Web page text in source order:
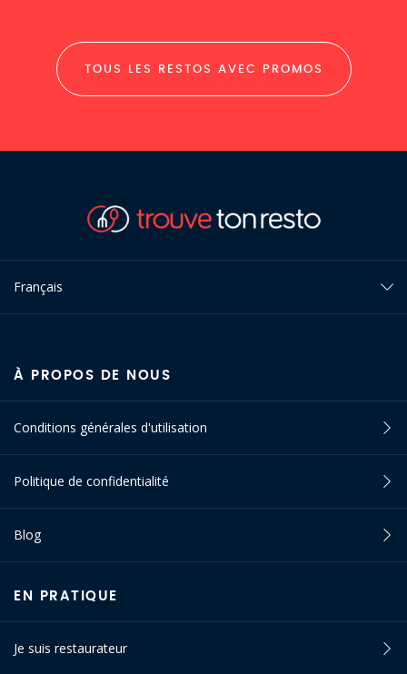
TOUS LES RESTOS AVEC PROMOS
Français
À PROPOS DE NOUS
Conditions générales d'utilisation
Politique de confidentialité
Blog
EN PRATIQUE
Je suis restaurateur